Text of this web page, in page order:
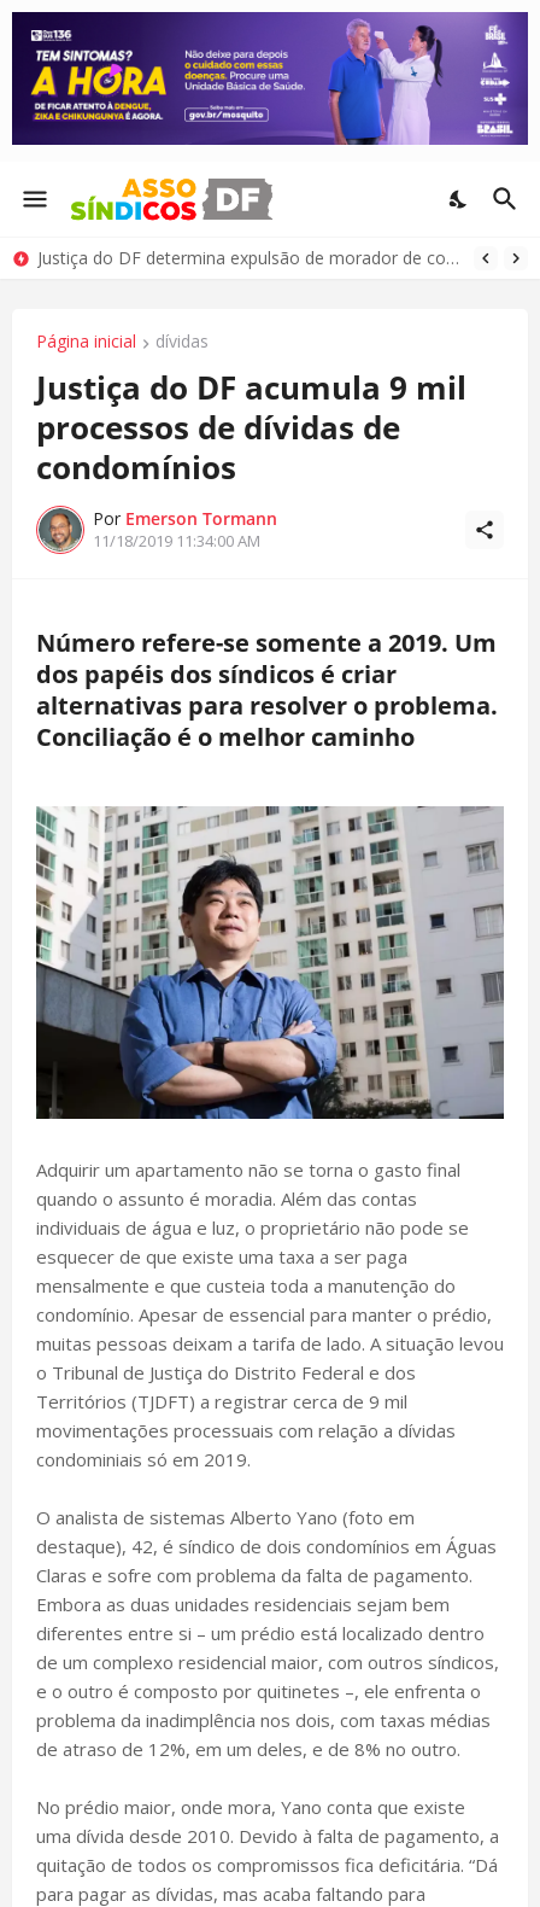
Justiça do DF determina expulsão de morador de condomínio por comportamento antissocial
Página inicial dívidas
Justiça do DF acumula 9 mil
processos de dívidas de
condomínios
Por Emerson Tormann
11/18/2019 11:34:00 AM
Número refere-se somente a 2019. Um
dos papéis dos síndicos é criar
alternativas para resolver o problema.
Conciliação é o melhor caminho
Adquirir um apartamento não se torna o gasto final
quando o assunto é moradia. Além das contas
individuais de água e luz, o proprietário não pode se
esquecer de que existe uma taxa a ser paga
mensalmente e que custeia toda a manutenção do
condomínio. Apesar de essencial para manter o prédio,
muitas pessoas deixam a tarifa de lado. A situação levou
o Tribunal de Justiça do Distrito Federal e dos
Territórios (TJDFT) a registrar cerca de 9 mil
movimentações processuais com relação a dívidas
condominiais só em 2019.
O analista de sistemas Alberto Yano (foto em
destaque), 42, é síndico de dois condomínios em Águas
Claras e sofre com problema da falta de pagamento.
Embora as duas unidades residenciais sejam bem
diferentes entre si – um prédio está localizado dentro
de um complexo residencial maior, com outros síndicos,
e o outro é composto por quitinetes –, ele enfrenta o
problema da inadimplência nos dois, com taxas médias
de atraso de 12%, em um deles, e de 8% no outro.
No prédio maior, onde mora, Yano conta que existe
uma dívida desde 2010. Devido à falta de pagamento, a
quitação de todos os compromissos fica deficitária. “Dá
para pagar as dívidas, mas acaba faltando para